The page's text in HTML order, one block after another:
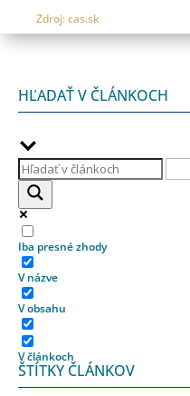
Zdroj:cas.sk
HĽADAŤ V ČLÁNKOCH
Iba presné zhody
V názve
V obsahu
V článkoch
ŠTÍTKY ČLÁNKOV